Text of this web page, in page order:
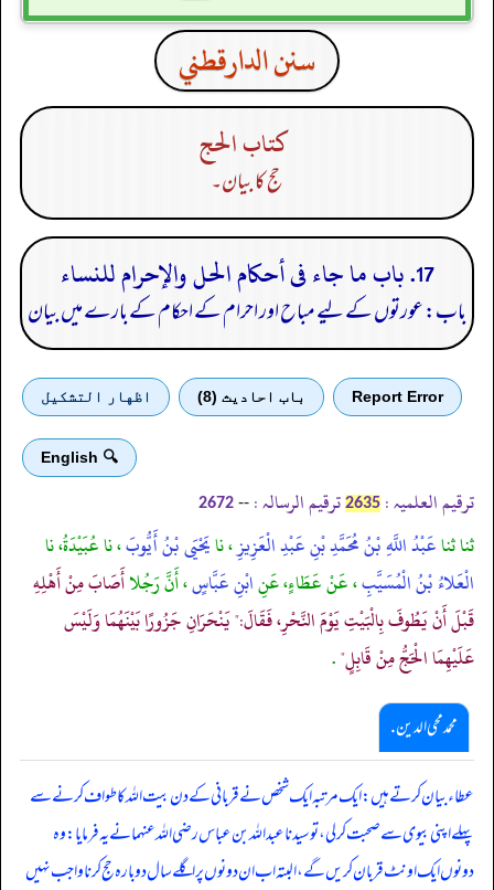
سنن الدارقطني
كتاب الحج
حج کا بیان۔
17. باب ما جاء فى أحكام الحل والإحرام للنساء
باب: عورتوں کے لیے مباح اور احرام کے احکام کے بارے میں بیان
Report Error باب احادیث (8) اظهار التشكيل
🔍 English
ترقیم العلمیہ : 2635 ترقیم الرسالہ : --
2672
ثنا ثناعَبْدُ اللَّهِ بْنُ مُحَمَّدِ بْنِ عَبْدِ الْعَزِيزِ، نايَحْيَى بْنُ أَيُّوبَ، نا عُبَيْدَةُ، نا
الْعَلاءُ بْنُ الْمُسَيَّبِ، عَنْ عَطَاءٍ، عَنِابْنِ عَبَّاسٍ، أَنَّ رَجُلاأَصَابَ مِنْ أَهْلِهِ
قَبْلَ أَنْ يَطُوفَ بِالْبَيْتِ يَوْمَ النَّحْرِ، فَقَالَ:" يَنْحَرَانِ جَزُورًا بَيْنَهُمَا وَلَيْسَ
عَلَيْهِمَا الْحَجُّ مِنْ قَابِلٍ".
محمد محی الدین .
عطاء بیان کرتے ہیں: ایک مرتبہ ایک شخص نے قربانی کے دن بیت اللہ کا طواف کرنے سے
پہلے اپنی بیوی سے صحبت کر لی، تو سیدنا عبداللہ بن عباس رضی اللہ عنہما نے یہ فرمایا: وہ
دونوں ایک اونٹ قربان کریں گے، البتہ اب ان دونوں پر اگلے سال دوبارہ حج کرنا واجب نہیں